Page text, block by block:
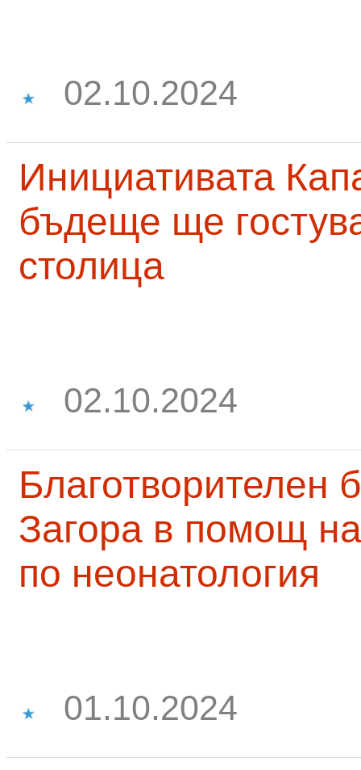
02.10.2024
Инициативата
бъдеще ще
столица
02.10.2024
Благотворителен
Загора в помощ
по неонатология
01.10.2024